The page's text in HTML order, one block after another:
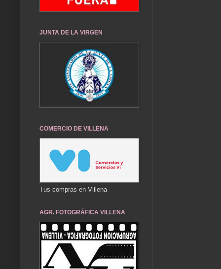
JUNTA DE LA VIRGEN
COMERCIO DE VILLENA
Tus compras en Villena
AGR. FOTOGRÁFICA VILLENA